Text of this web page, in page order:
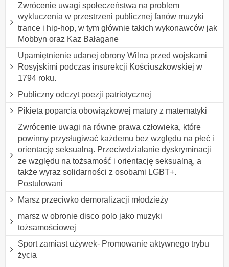
Zwrócenie uwagi społeczeństwa na problem
wykluczenia w przestrzeni publicznej fanów muzyki
trance i hip-hop, w tym głównie takich wykonawców jak
Mobbyn oraz Kaz Bałagane
Upamiętnienie udanej obrony Wilna przed wojskami
Rosyjskimi podczas insurekcji Kościuszkowskiej w
1794 roku.
Publiczny odczyt poezji patriotycznej
Pikieta poparcia obowiązkowej matury z matematyki
Zwrócenie uwagi na równe prawa człowieka, które
powinny przysługiwać każdemu bez względu na płeć i
orientację seksualną. Przeciwdziałanie dyskryminacji
ze względu na tożsamość i orientację seksualną, a
także wyraz solidarności z osobami LGBT+.
Postulowani
Marsz przeciwko demoralizacji młodzieży
marsz w obronie disco polo jako muzyki
tożsamościowej
Sport zamiast używek- Promowanie aktywnego trybu
życia